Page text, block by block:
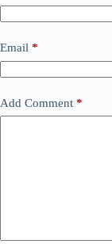
Email *
Add Comment *